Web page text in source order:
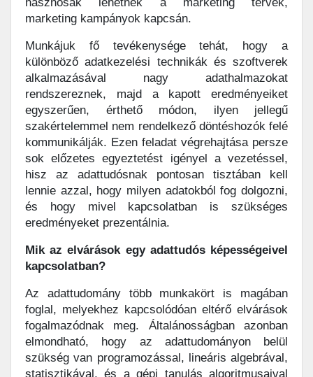
marketing kampányok kapcsán.
Munkájuk fő tevékenysége tehát, hogy a
különböző adatkezelési technikák és szoftverek
alkalmazásával nagy adathalmazokat
rendszereznek, majd a kapott eredményeiket
egyszerűen, érthető módon, ilyen jellegű
szakértelemmel nem rendelkező döntéshozók felé
kommunikálják. Ezen feladat végrehajtása persze
sok előzetes egyeztetést igényel a vezetéssel,
hisz az adattudósnak pontosan tisztában kell
lennie azzal, hogy milyen adatokból fog dolgozni,
és hogy mivel kapcsolatban is szükséges
eredményeket prezentálnia.
Mik az elvárások egy adattudós képességeivel
kapcsolatban?
Az adattudomány több munkakört is magában
foglal, melyekhez kapcsolódóan eltérő elvárások
fogalmazódnak meg. Általánosságban azonban
elmondható, hogy az adattudományon belül
szükség van programozással, lineáris algebrával,
statisztikával, és a gépi tanulás algoritmusaival